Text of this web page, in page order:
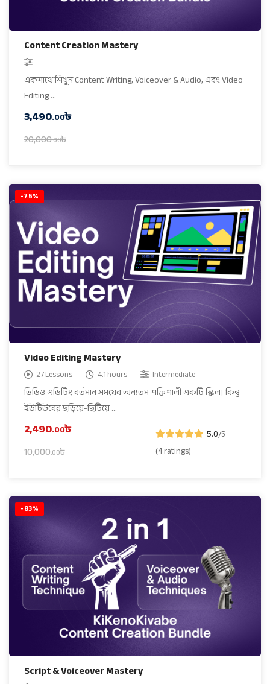
Content Creation Mastery
একসাথে শিখুন Content Writing, Voiceover & Audio, এবং Video
Editing …
3,490.00৳
20,000.00৳
-75%
Video Editing Mastery
27 Lessons 4.1 hours Intermediate
ভিডিও এডিটিং বর্তমান সময়ের অন্যতম শক্তিশালী একটি স্কিল। কিন্তু
ইউটিউবের ছড়িয়ে-ছিটিয়ে …
2,490.00৳
10,000.00৳
5.0/5
(4 ratings)
-83%
Script & Voiceover Mastery